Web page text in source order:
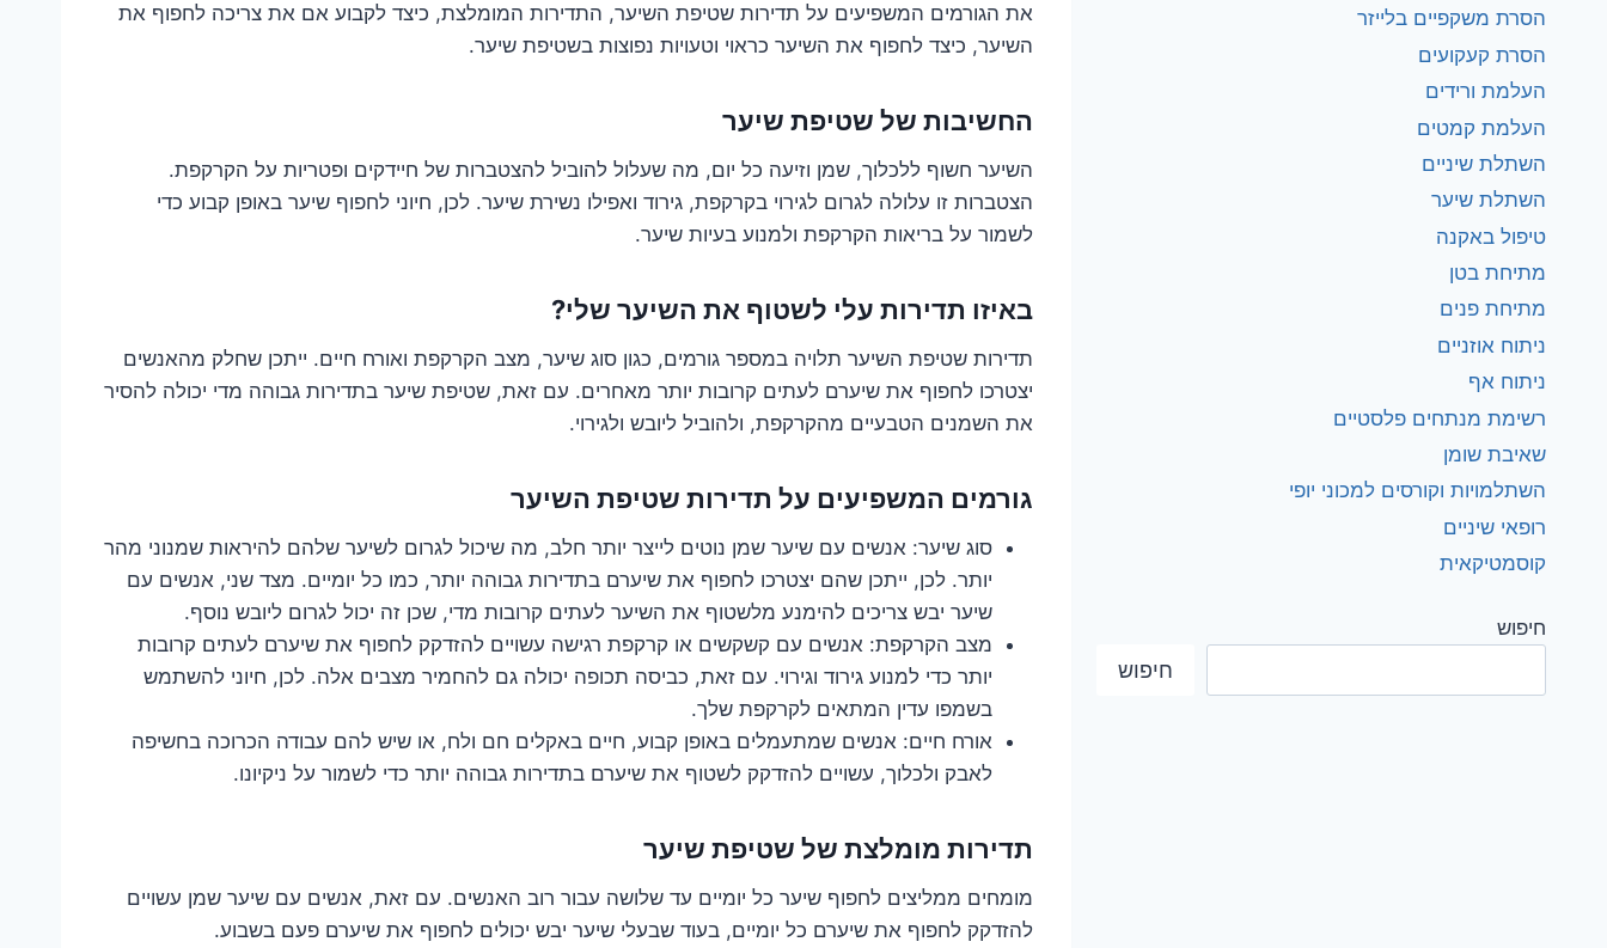
את הגורמים המשפיעים על תדירות שטיפת השיער, התדירות המומלצת, כיצד לקבוע אם את צריכה לחפוף את
השיער, כיצד לחפוף את השיער כראוי וטעויות נפוצות בשטיפת שיער.
החשיבות של שטיפת שיער
השיער חשוף ללכלוך, שמן וזיעה כל יום, מה שעלול להוביל להצטברות של חיידקים ופטריות על הקרקפת.
הצטברות זו עלולה לגרום לגירוי בקרקפת, גירוד ואפילו נשירת שיער. לכן, חיוני לחפוף שיער באופן קבוע כדי
לשמור על בריאות הקרקפת ולמנוע בעיות שיער.
באיזו תדירות עלי לשטוף את השיער שלי?
תדירות שטיפת השיער תלויה במספר גורמים, כגון סוג שיער, מצב הקרקפת ואורח חיים. ייתכן שחלק מהאנשים
יצטרכו לחפוף את שיערם לעתים קרובות יותר מאחרים. עם זאת, שטיפת שיער בתדירות גבוהה מדי יכולה להסיר
את השמנים הטבעיים מהקרקפת, ולהוביל ליובש ולגירוי.
גורמים המשפיעים על תדירות שטיפת השיער
סוג שיער: אנשים עם שיער שמן נוטים לייצר יותר חלב, מה שיכול לגרום לשיער שלהם להיראות שמנוני מהר
יותר. לכן, ייתכן שהם יצטרכו לחפוף את שיערם בתדירות גבוהה יותר, כמו כל יומיים. מצד שני, אנשים עם
שיער יבש צריכים להימנע מלשטוף את השיער לעתים קרובות מדי, שכן זה יכול לגרום ליובש נוסף.
מצב הקרקפת: אנשים עם קשקשים או קרקפת רגישה עשויים להזדקק לחפוף את שיערם לעתים קרובות
יותר כדי למנוע גירוד וגירוי. עם זאת, כביסה תכופה יכולה גם להחמיר מצבים אלה. לכן, חיוני להשתמש
בשמפו עדין המתאים לקרקפת שלך.
אורח חיים: אנשים שמתעמלים באופן קבוע, חיים באקלים חם ולח, או שיש להם עבודה הכרוכה בחשיפה
לאבק ולכלוך, עשויים להזדקק לשטוף את שיערם בתדירות גבוהה יותר כדי לשמור על ניקיונו.
תדירות מומלצת של שטיפת שיער
מומחים ממליצים לחפוף שיער כל יומיים עד שלושה עבור רוב האנשים. עם זאת, אנשים עם שיער שמן עשויים
להזדקק לחפוף את שיערם כל יומיים, בעוד שבעלי שיער יבש יכולים לחפוף את שיערם פעם בשבוע.
הסרת משקפיים בלייזר
הסרת קעקועים
העלמת ורידים
העלמת קמטים
השתלת שיניים
השתלת שיער
טיפול באקנה
מתיחת בטן
מתיחת פנים
ניתוח אוזניים
ניתוח אף
רשימת מנתחים פלסטיים
שאיבת שומן
השתלמויות וקורסים למכוני יופי
רופאי שיניים
קוסמטיקאית
חיפוש
חיפוש